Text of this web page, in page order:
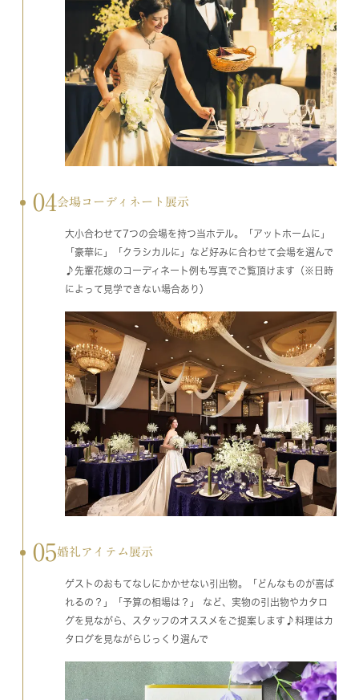
04会場コーディネート展示
大小合わせて7つの会場を持つ当ホテル。「アットホームに」
「豪華に」「クラシカルに」など好みに合わせて会場を選んで
♪先輩花嫁のコーディネート例も写真でご覧頂けます（※日時
によって見学できない場合あり）
05婚礼アイテム展示
ゲストのおもてなしにかかせない引出物。「どんなものが喜ば
れるの？」「予算の相場は？」 など、実物の引出物やカタロ
グを見ながら、スタッフのオススメをご提案します♪料理はカ
タログを見ながらじっくり選んで